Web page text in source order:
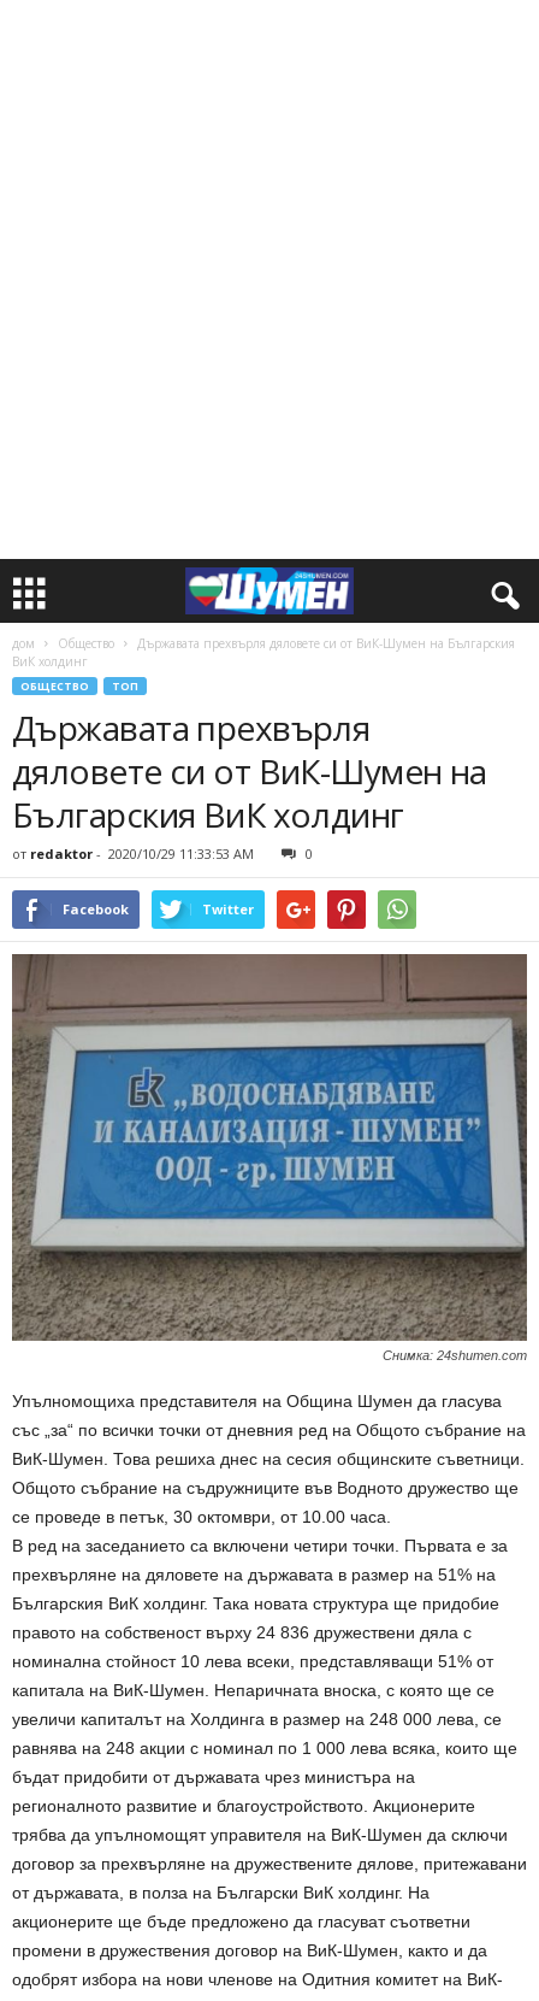
дом Общество
Държавата прехвърля дяловете си от ВиК-Шумен на Българския
ВиК холдинг
ОБЩЕСТВО ТОП
Държавата прехвърля
дяловете си от ВиК-Шумен на
Българския ВиК холдинг
от redaktor - 2020/10/29 11:33:53 AM 0
Facebook Twitter
Снимка: 24shumen.com
Упълномощиха представителя на Община Шумен да гласува
със „за“ по всички точки от дневния ред на Общото събрание на
ВиК-Шумен. Това решиха днес на сесия общинските съветници.
Общото събрание на съдружниците във Водното дружество ще
се проведе в петък, 30 октомври, от 10.00 часа.
В ред на заседанието са включени четири точки. Първата е за
прехвърляне на дяловете на държавата в размер на 51% на
Българския ВиК холдинг. Така новата структура ще придобие
правото на собственост върху 24 836 дружествени дяла с
номинална стойност 10 лева всеки, представляващи 51% от
капитала на ВиК-Шумен. Непаричната вноска, с която ще се
увеличи капиталът на Холдинга в размер на 248 000 лева, се
равнява на 248 акции с номинал по 1 000 лева всяка, които ще
бъдат придобити от държавата чрез министъра на
регионалното развитие и благоустройството. Акционерите
трябва да упълномощят управителя на ВиК-Шумен да сключи
договор за прехвърляне на дружествените дялове, притежавани
от държавата, в полза на Български ВиК холдинг. На
акционерите ще бъде предложено да гласуват съответни
промени в дружествения договор на ВиК-Шумен, както и да
одобрят избора на нови членове на Одитния комитет на ВиК-